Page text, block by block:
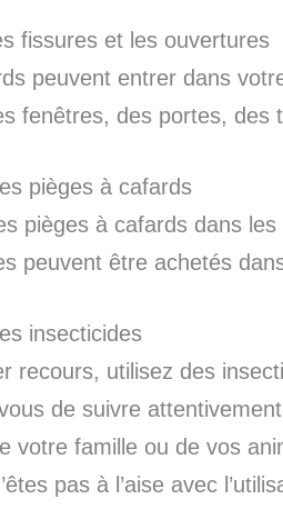
fissures et les ouvertures
peuvent entrer dans
fenêtres, des portes, des
pièges à cafards
pièges à cafards dans
peuvent être achetés
insecticides
recours, utilisez des
de suivre
votre famille ou de vos
pas à l’aise avec